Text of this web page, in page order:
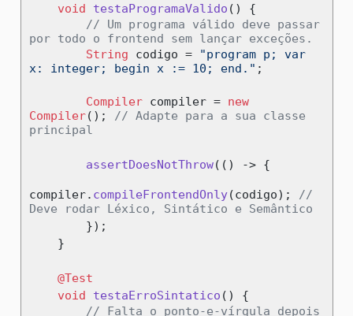
void
testaProgramaValido ()
{
// Um programa válido deve passar
por todo o frontend sem lançar exceções.
String codigo =
"program p; var
x: integer; begin x := 10; end." ;
Compiler compiler = new
Compiler();
// Adapte para a sua classe
principal
assertDoesNotThrow(() -> {
compiler. compileFrontendOnly(codigo);
//
Deve rodar Léxico, Sintático e Semântico
});
}
@Test
void
testaErroSintatico ()
{
// Falta o ponto-e-vírgula depois